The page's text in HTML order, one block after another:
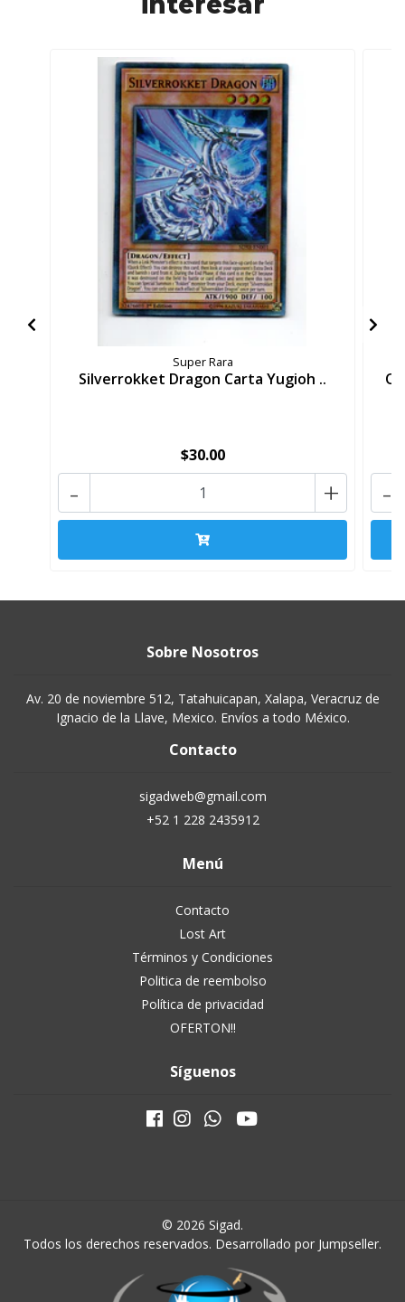
Super Rara
Silverrokket Dragon Carta Yugioh ..
$30.00
+
- -
Sobre Nosotros
Av. 20 de noviembre 512, Tatahuicapan, Xalapa, Veracruz de
Ignacio de la Llave, Mexico. Envíos a todo México.
Contacto
sigadweb@gmail.com
+52 1 228 2435912
Menú
Contacto
Lost Art
Términos y Condiciones
Politica de reembolso
Política de privacidad
OFERTON!!
Síguenos
© 2026 Sigad.
Todos los derechos reservados. Desarrollado por Jumpseller.